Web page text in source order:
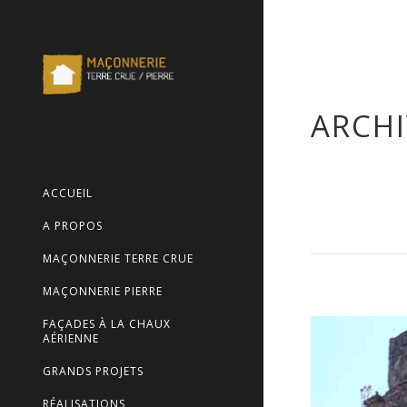
ACCUEIL
A PROPOS
MAÇONNERIE TERRE CRUE
MAÇONNERIE PIERRE
FAÇADES À LA CHAUX
AÉRIENNE
GRANDS PROJETS
RÉALISATIONS